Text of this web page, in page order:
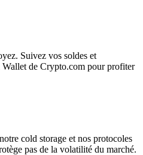
Suivez vos soldes et
de Crypto.com pour profiter
cold storage et nos protocoles
pas de la volatilité du marché.